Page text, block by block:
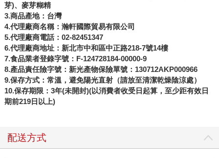
芽)、麥芽糊精
3.商品產地：台灣
4.代理廠商名稱：瀚軒國際貿易有限公司
5.代理廠商電話：02-82451347
6.代理廠商地址：新北市中和區中正路218-7號14樓
7.食品業者登錄字號：F-124728184-00000-9
8.產品責任險字號：新光產物保險單號：130712AKP000966
9.保存方式：常溫，避免陽光直射（請放至清潔乾燥陰涼處）
10.保存期限：3年(未開封)(以消費者收受日起算，至少距有效日
期前219日以上)
配送方式